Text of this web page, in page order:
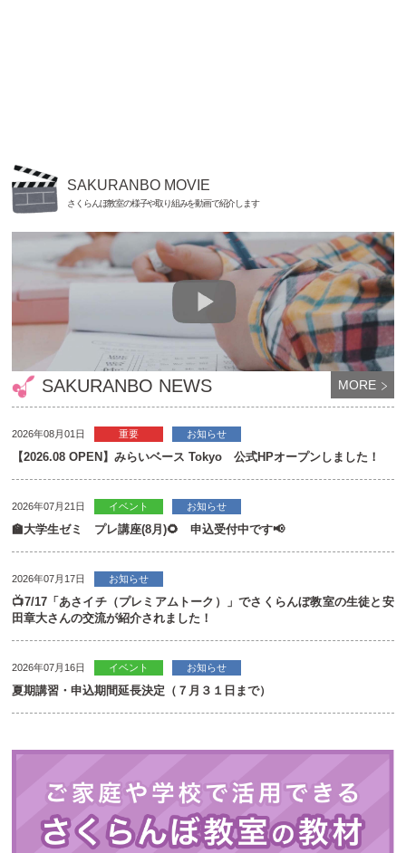
SAKURANBO NEWS MORE
2026年08月01日 重要 お知らせ
【2026.08 OPEN】みらいベース Tokyo 公式HPオープンしました！
2026年07月21日 イベント お知らせ
🏫大学生ゼミ プレ講座(8月)🌻 申込受付中です📢
2026年07月17日 お知らせ
📺7/17「あさイチ（プレミアムトーク）」でさくらんぼ教室の生徒と安
田章大さんの交流が紹介されました！
2026年07月16日 イベント お知らせ
夏期講習・申込期間延長決定（７月３１日まで）
SAKURANBO MOVIE
さくらんぼ教室の様子や取り組みを動画で紹介します